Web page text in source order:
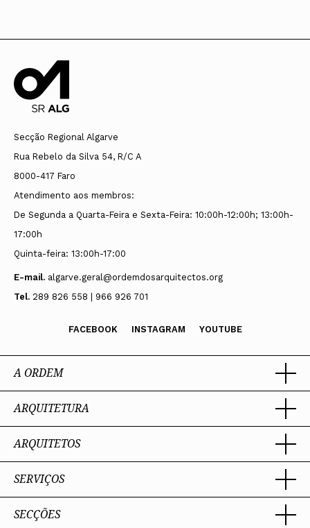
Secção Regional Algarve
Rua Rebelo da Silva 54, R/C A
8000-417 Faro
Atendimento aos membros:
De Segunda a Quarta-Feira e Sexta-Feira: 10:00h-12:00h; 13:00h-
17:00h
Quinta-feira: 13:00h-17:00
E-mail. algarve.geral@ordemdosarquitectos.org
Tel. 289 826 558 | 966 926 701
FACEBOOK INSTAGRAM YOUTUBE
A ORDEM
Ordem dos Arquitectos
Sobre a OA
Legado
Estatuto e Regulamentos
Comissões Técnicas
Membros Honorários
Instrumentos de gestão
ARQUITETURA
Trabalhar com Arquiteto
Porquê um Arquiteto
Boas práticas
PIAAP
ARQUITETOS
Portal dos Arquitectos
Sobre o Portal
SERVIÇOS
Encomenda
SECÇÕES